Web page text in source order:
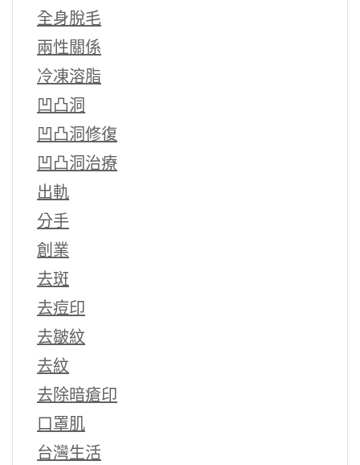
全身脫毛
兩性關係
冷凍溶脂
凹凸洞
凹凸洞修復
凹凸洞治療
出軌
分手
創業
去斑
去痘印
去皺紋
去紋
去除暗瘡印
口罩肌
台灣生活